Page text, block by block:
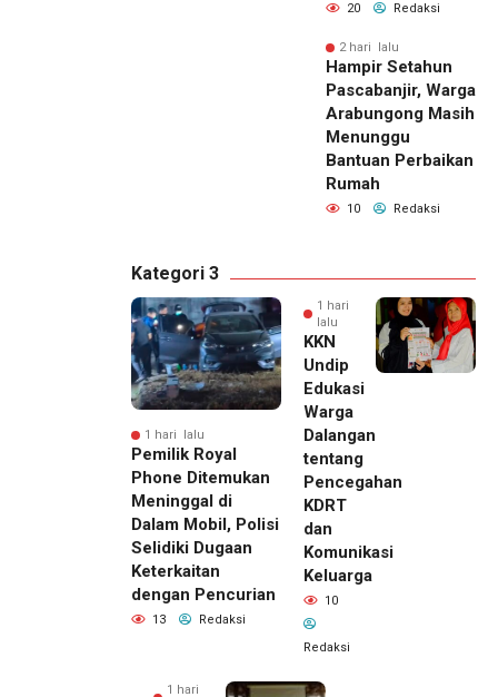
20 Redaksi
2 hari lalu
Hampir Setahun
Pascabanjir, Warga
Arabungong Masih
Menunggu
Bantuan Perbaikan
Rumah
10 Redaksi
Kategori 3
1 hari lalu
Pemilik Royal
Phone Ditemukan
Meninggal di
Dalam Mobil, Polisi
Selidiki Dugaan
Keterkaitan
dengan Pencurian
13 Redaksi
1 hari
lalu
KKN
Undip
Edukasi
Warga
Dalangan
tentang
Pencegahan
KDRT
dan
Komunikasi
Keluarga
10
Redaksi
1 hari